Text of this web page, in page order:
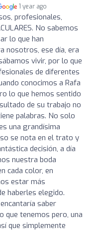
1 year ago
profesionales,
No sabemos
lo que han
nosotros, ese día, era
vivir, por lo que
de diferentes
conocimos a Rafa
lo que hemos sentido
de su trabajo no
palabras. No solo
una grandísima
se nota en el trato y
decisión, a día
nuestra boda
cada color, en
estar más
haberles elegido.
saber
que tenemos pero, una
que simplemente